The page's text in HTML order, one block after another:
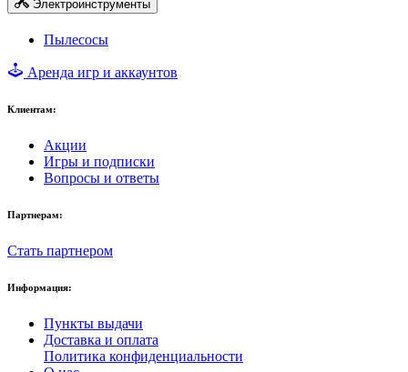
Электроинструменты
Пылесосы
Аренда игр и аккаунтов
Клиентам:
Акции
Игры и подписки
Вопросы и ответы
Партнерам:
Стать партнером
Информация:
Пункты выдачи
Доставка и оплата
Политика конфиденциальности